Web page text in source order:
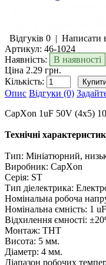
Відгуків 0 | Написати
Артикул: 46-1024
Наявність:
В наявності
Ціна 2.29 грн.
Кількість:
Опис Відгуки (0)
CapXon 1uF 50V (4x5)
Технічні
Тип: Мініатюрний,
Виробник: CapXon
Серія: ST
Тип діелектрика:
Номінальна робоча
Номінальна ємність: 1 uF
Відхилення ємності:
Монтаж: THT
Висота: 5 мм.
Діаметр: 4 мм.
Діапазон робочих